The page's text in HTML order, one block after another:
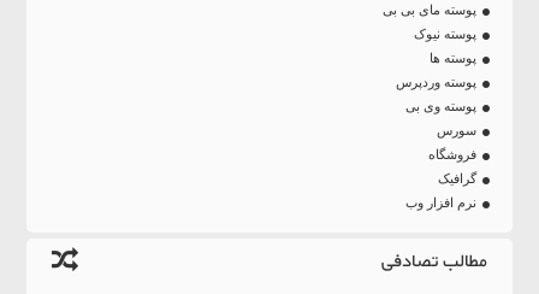
پوسته مای بی بی
پوسته نیوک
پوسته ها
پوسته وردپرس
پوسته وی بی
سورس
فروشگاه
گرافیک
نرم افزار وب
مطالب تصادفی